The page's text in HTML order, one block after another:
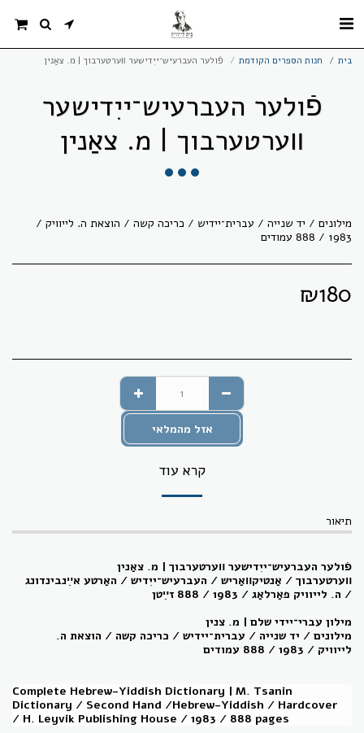
בית חנות הספרים הקודמת פֿולער העברעיש־ייִדישער װערטערבוך | מ. צאַנין
פֿולער העברעיש־ייִדישער
װערטערבוך | מ. צאַנין
מילונים / יד שנייה / עברית־יידיש / כריכה קשה / הוצאת ה. לייוויק /
1983 / 888 עמודים
₪180
אזל מהמלאי
קרא עוד
תיאור
פֿולער העברעיש־ייִדישער װערטערבוך | מ. צאַנין
װערטערבוך / אַנטיקװאַריש / העברעיש־ייִדיש / האַרטע אײַנבינדונג
/ ה. לייוויק פאַרלאַג / 1983 /
888 זײַטן
מילון עברי־יידי שלם | מ. צנין
מילונים / יד שנייה / עברית־יידיש / כריכה קשה / הוצאת ה.
לייוויק / 1983
/ 888 עמודים
Complete Hebrew-Yiddish Dictionary | M. Tsanin
Dictionary / Second Hand /Hebrew-Yiddish / Hardcover
/ H. Leyvik Publishing House / 1983 / 888 pages